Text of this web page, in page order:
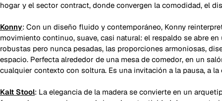
hogar y el sector contract, donde convergen la comodidad, el
Konny: Con un diseño fluido y contemporáneo, Konny
movimiento continuo, suave, casi natural: el respaldo se abre
robustas pero nunca pesadas, las proporciones armoniosas,
espacio. Perfecta alrededor de una mesa de comedor, en un
cualquier contexto con soltura. Es una invitación a la pausa, a
Kalt Stool: La elegancia de la madera se convierte en un